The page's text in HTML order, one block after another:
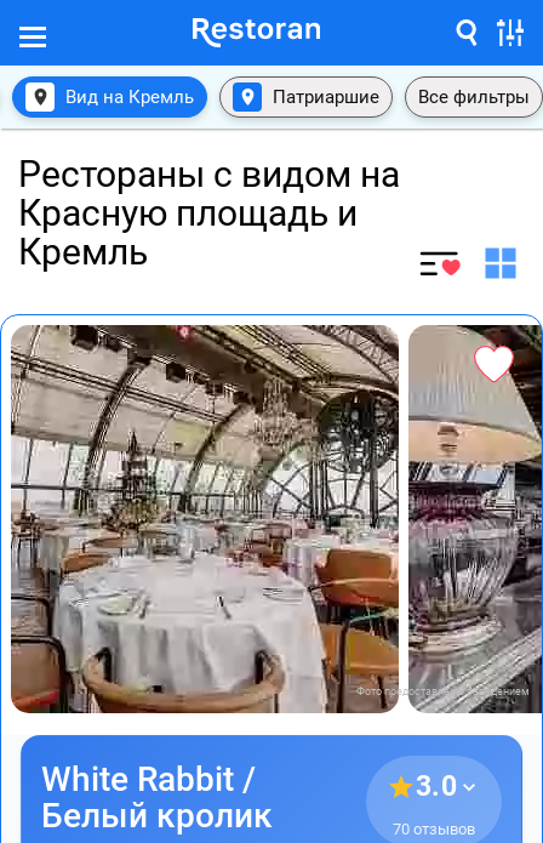
Вид на Кремль Патриаршие Все фильтры
Рестораны с видом на
Красную площадь и
Кремль
Фото предоставлены заведением
White Rabbit /
Белый кролик
3.0
70 отзывов